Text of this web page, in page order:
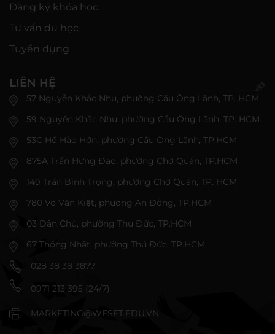
Đăng ký khóa học
Tư vấn du học
Tuyển dụng
LIÊN HỆ
57 Nguyễn Khắc Nhu, phường Cầu Ông Lãnh, TP. HCM
59 Nguyễn Khắc Nhu, phường Cầu Ông Lãnh, TP. HCM
53C Hồ Hảo Hớn, phường Cầu Ông Lãnh, TP.HCM
875A Trần Hưng Đạo, phường Chợ Quán, TP.HCM
149 Trần Bình Trọng, phường Chợ Quán, TP. HCM
780 Võ Văn Kiệt, phường An Đông, TP.HCM
03 Dân Chủ, phường Thủ Đức, TP.HCM
67 Thống Nhất, phường Thủ Đức, TP.HCM
028 38 38 3877
0971 213 395 (24/7)
MARKETING@WESET.EDU.VN